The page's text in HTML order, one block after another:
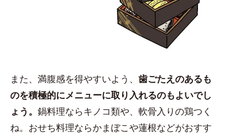
また、満腹感を得やすいよう、 歯ごたえのあるも
のを積極的にメニューに取り入れるのもよいでし
ょう。 鍋料理ならキノコ類や、軟骨入りの鶏つく
ね。おせち料理ならかまぼこや蓮根などがおすす